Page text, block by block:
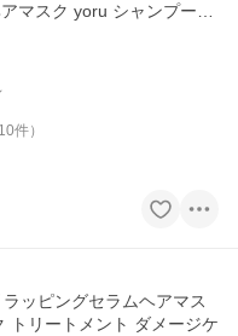
マスク yoru シャンプーメ
10件）
ッピングセラムヘアマス
トリートメント ダメージケ